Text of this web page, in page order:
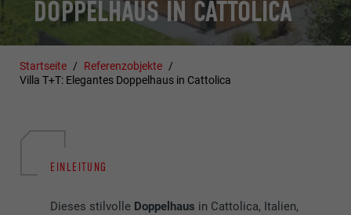
DOPPELHAUS IN CATTOLICA
Startseite
Referenzobjekte
Villa T+T: Elegantes Doppelhaus in Cattolica
EINLEITUNG
Dieses stilvolle Doppelhaus in Cattolica, Italien,